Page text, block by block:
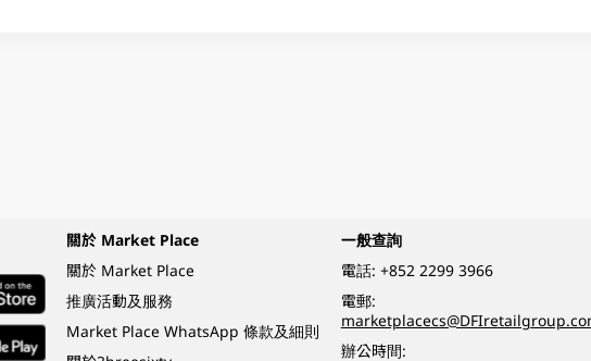
關於 Market Place
關於 Market Place
推廣活動及服務
Market Place WhatsApp 條款及細則
一般查詢
電話: +852 2299 3966
電郵:
辦公時間: